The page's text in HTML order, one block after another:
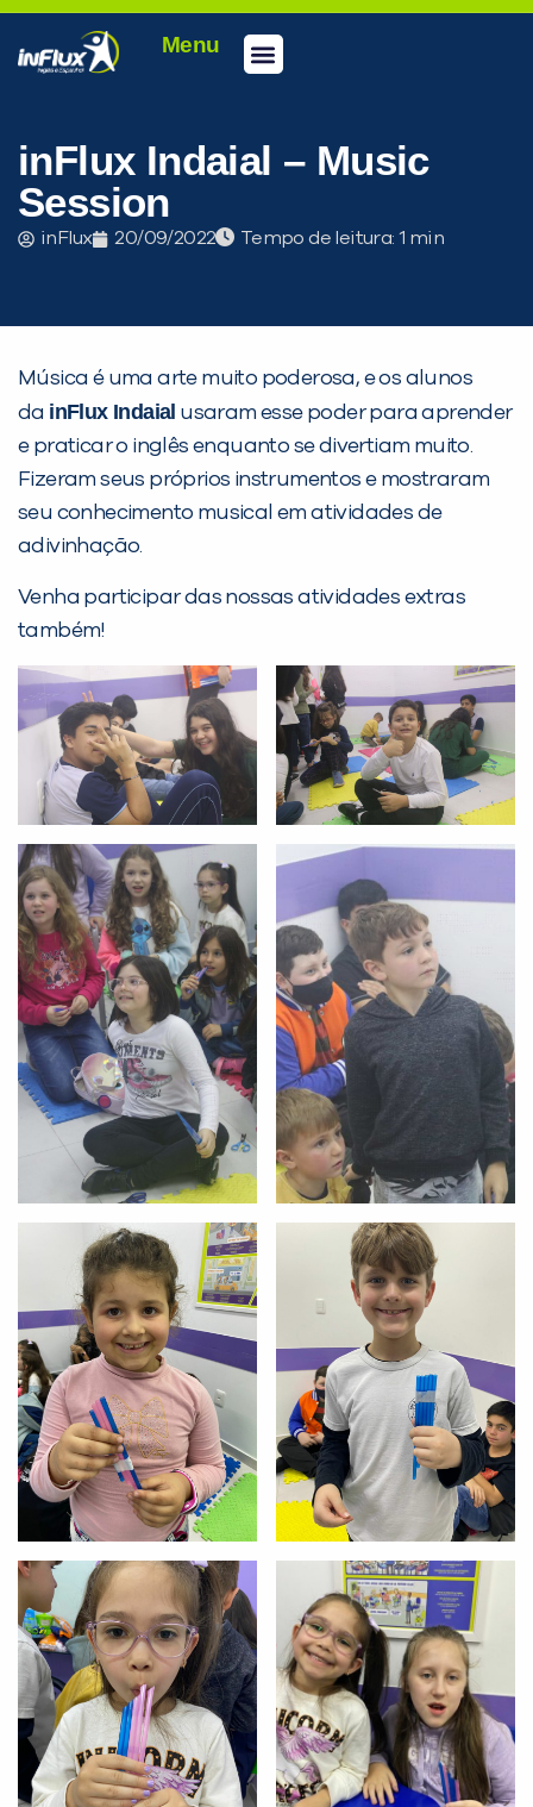
Menu
inFlux Indaial – Music
Session
inFlux 20/09/2022 Tempo de leitura:
Música é uma arte muito poderosa, e os alunos
da inFlux Indaial usaram esse poder para aprender
e praticar o inglês enquanto se divertiam muito.
Fizeram seus próprios instrumentos e mostraram
seu conhecimento musical em atividades de
adivinhação.
Venha participar das nossas atividades extras
também!
PEÇA UMA DEMONSTRAÇÃO DE MÉTODO
inFlux nesta cidade ou bairro que
você digitou.
Preencha com seus dados abaixo e
já vamos te colocar em contato
com a:
Você é aluno inFlux?
Sim
VOLTAR